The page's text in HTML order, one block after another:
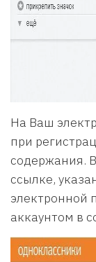
На Ваш
при
содержания.
ссылке,
электронной
аккаунтом в